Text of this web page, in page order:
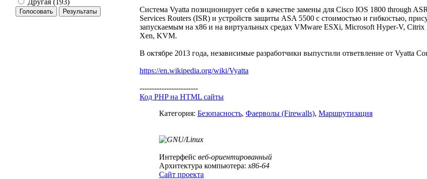
Другая (193)
Система Vyatta позиционирует себя в качестве замены для Cisco IOS 1800 through
Services Routers (ISR) и устройств защиты ASA 5500 с стоимостью и гибкостью,
запускаемым на x86 и на виртуальных средах VMware ESXi, Microsoft Hyper-V, Citrix
Xen, KVM.
В октябре 2013 года, независимые разработчики выпустили ответвление от Vyatta
https://en.wikipedia.org/wiki/Vyatta
------------------------
Код PHP на HTML сайты
Категория: Безопасность, Фаерволы (Firewalls), Маршрутизация
Интерфейс веб-ориентированный
Архитектура компьютера: x86-64
Сайт проекта